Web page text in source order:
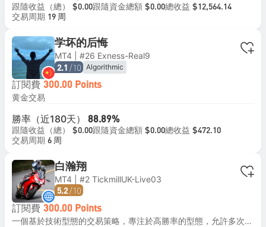
跟隨收益（總） $0.00跟隨資金總額 $0.00總收益 $12,564.14
交易周期 19 周
学坏的后悔
MT4 | #26 Exness-Real9
2.1 /10 Algorithmic
訂閱費 300.00 Points
黄金交易
勝率（近180天） 88.89%
跟隨收益（總） $0.00跟隨資金總額 $0.00總收益 $472.10
交易周期 6 周
白瀚翔
MT4 | #2 TickmillUK-Live03
5.2 /10
訂閱費 300.00 Points
一個基於技術型態的交易策略，專注於高勝率的型態，允許多次進場，而不使用如網格或馬丁格爾等高風險策略 回撤：在三年內最高約30%的回撤，確保風險平衡 月收益：目標平均月收益為3%，強調穩定的表現 最低投資：建議投資1500美元或以上 槓桿：建議使用高槓桿的ECN帳戶，槓桿不超過2倍